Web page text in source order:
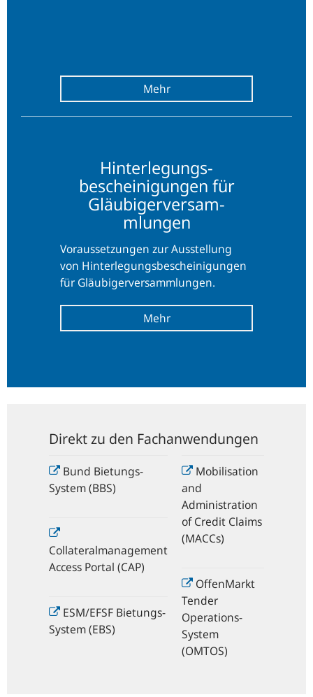
Hinter­legungs­
bescheinigungen für
Gläubiger­versam­
mlungen
Voraussetzungen zur Ausstellung
von Hinter­legungs­bescheinigungen
für Gläubiger­versam­mlungen.
legungs­
bescheinigungen
für
Gläubiger­
versam­
mlungen
Direkt zu den Fachanwendungen
Bund Bietungs-
System (BBS)
Collateralmanagement
Access Portal (CAP)
ESM/EFSF Bietungs-
System (EBS)
Mobilisation
and
Administration
of Credit Claims
(MACCs)
OffenMarkt
Tender
Operations-
System
(OMTOS)